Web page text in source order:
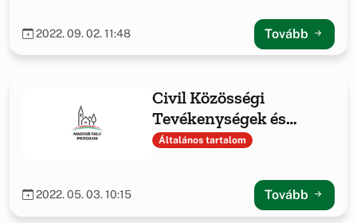
2022. 09. 02. 11:48 Tovább
Civil Közösségi
Tevékenységek és
Feltételeinek
Általános tartalom
2022. 05. 03. 10:15 Tovább